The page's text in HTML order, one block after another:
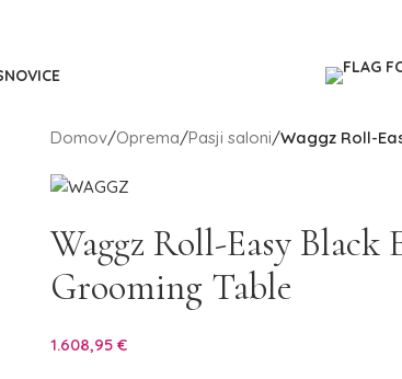
NOVICE
Domov/Oprema/Pasji saloni/Waggz Roll-
Waggz Roll-Easy Black
Grooming Table
1.608,95 €